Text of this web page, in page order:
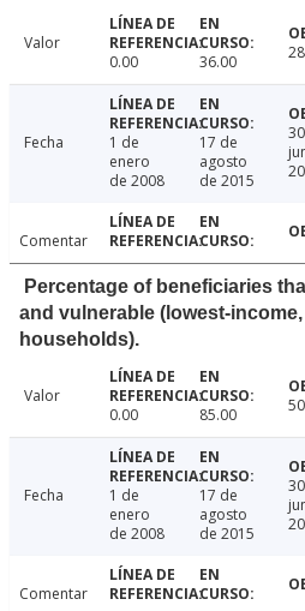
Valor
0.00
36.00
Fecha
1 de
enero
de 2008
17 de
agosto
de 2015
Comentar
Percentage of beneficiaries
and vulnerable (lowest-income,
households).
Valor
0.00
85.00
Fecha
1 de
enero
de 2008
17 de
agosto
de 2015
Comentar